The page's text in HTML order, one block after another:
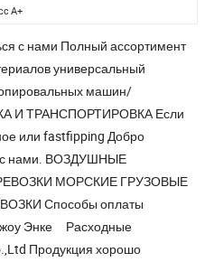
A+
с нами Полный ассортимент
универсальный
машин/
И ТРАНСПОРТИРОВКА Если
или fastfipping Добро
с нами. ВОЗДУШНЫЕ
МОРСКИЕ ГРУЗОВЫЕ
Способы оплаты
Энке Расходные
Продукция хорошо